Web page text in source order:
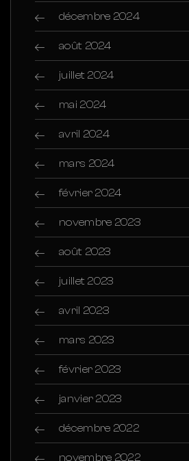
décembre 2024
août 2024
juillet 2024
mai 2024
avril 2024
mars 2024
février 2024
novembre 2023
août 2023
juillet 2023
avril 2023
mars 2023
février 2023
janvier 2023
décembre 2022
novembre 2022